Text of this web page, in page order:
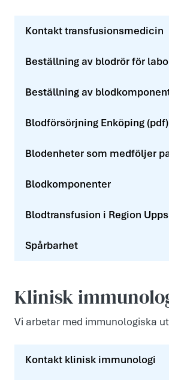
Kontakt transfusionsmedicin
Beställning av blodrör för
Beställning av
Blodförsörjning Enköping (pdf)
Blodenheter som medföljer
Blodkomponenter
Blodtransfusion i Region
Spårbarhet
Klinisk
Vi arbetar med immunologiska
Kontakt klinisk immunologi